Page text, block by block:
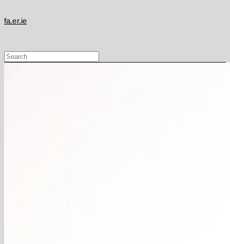
fa.er.ie